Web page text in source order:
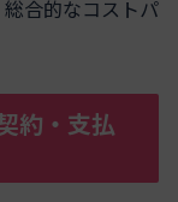
合的なコストパ
約・支払